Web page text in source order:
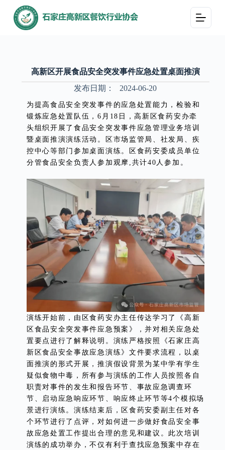
跳
过
高新区开展食品安全突发事件应急处置桌面推演
发布日期：
2024-06-20
为提高食品安全突发事件的应急处置能力，检验和
锻炼应急处置队伍，6月18日，高新区食药安办牵
头组织开展了食品安全突发事件应急管理业务培训
暨桌面推演演练活动。区市场监管局、社发局、疾
控中心等部门参加桌面演练。区食药安委成员单位
分管食品安全负责人参加观摩,共计40人参加。
演练开始前，由区食药安办主任传达学习了《高新
区食品安全突发事件应急预案》，并对相关应急处
置要点进行了解释说明。演练严格按照《石家庄高
新区食品安全事故应急演练》文件要求流程，以桌
面推演的形式开展，推演假设背景为某中学有学生
疑似食物中毒，所有参与演练的工作人员按照各自
职责对事件的发生和报告环节、事故应急调查环
节、启动应急响应环节、响应终止环节等4个模拟场
景进行演练。演练结束后，区食药安委副主任对各
个环节进行了点评，对如何进一步做好食品安全事
故应急处置工作提出合理的意见和建议。此次培训
演练的成功举办，不仅有利于查找应急预案中存在